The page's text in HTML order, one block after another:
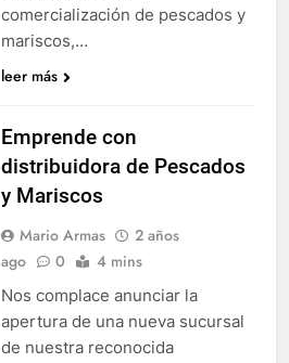
comercialización de pescados y
mariscos,…
leer más
Emprende con
distribuidora de Pescados
y Mariscos
Mario Armas
2 años
ago
0 4 mins
Nos complace anunciar la
apertura de una nueva sucursal
de nuestra reconocida